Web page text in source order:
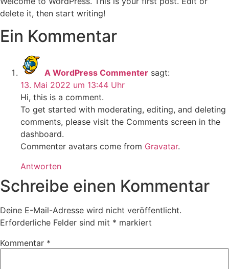
delete it, then start writing!
Ein Kommentar
A WordPress Commenter sagt:
13. Mai 2022 um 13:44 Uhr
Hi, this is a comment.
To get started with moderating, editing, and deleting
comments, please visit the Comments screen in the
dashboard.
Commenter avatars come from Gravatar.
Antworten
Schreibe einen Kommentar
Deine E-Mail-Adresse wird nicht veröffentlicht.
Erforderliche Felder sind mit * markiert
Kommentar *